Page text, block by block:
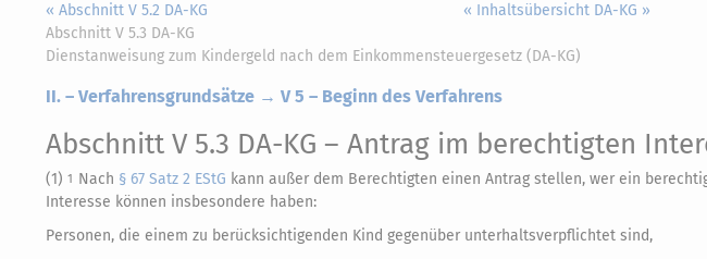
« Abschnitt V 5.2 DA-KG « Inhaltsübersicht DA-KG »
Abschnitt V 5.3 DA-KG
Dienstanweisung zum Kindergeld nach dem Einkommensteuergesetz (DA-KG)
II. – Verfahrensgrundsätze → V 5 – Beginn des Verfahrens
Abschnitt V 5.3 DA-KG – Antrag im berechtigten
(1) 1 Nach § 67 Satz 2 EStG kann außer dem Berechtigten einen Antrag stellen, wer ein
Interesse können insbesondere haben:
Personen, die einem zu berücksichtigenden Kind gegenüber unterhaltsverpflichtet sind,